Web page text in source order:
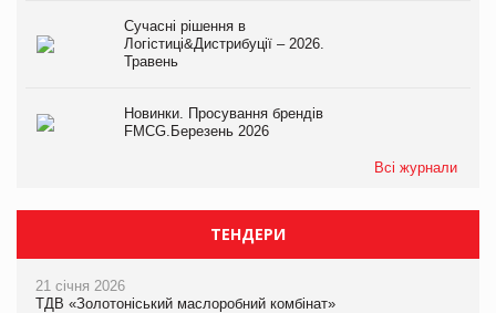
Сучасні рішення в
Логістиці&Дистрибуції – 2026.
Травень
Новинки. Просування брендів
FMCG.Березень 2026
Всі журнали
ТЕНДЕРИ
21 січня 2026
ТДВ «Золотоніський маслоробний комбінат»